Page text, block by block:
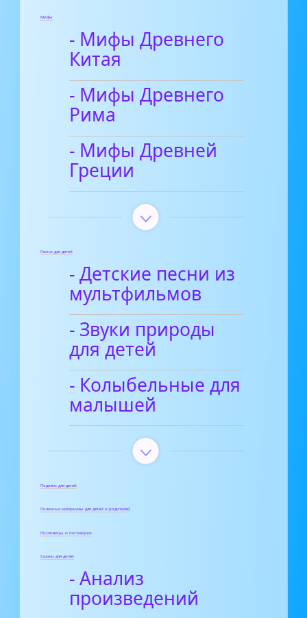
Мифы
- Мифы Древнего
Китая
- Мифы Древнего
Рима
- Мифы Древней
Греции
Песни для детей
- Детские песни из
мультфильмов
- Звуки природы
для детей
- Колыбельные для
малышей
Поделки для детей
Полезные материалы для детей и родителей
Пословицы и поговорки
Сказки для детей
- Анализ
произведений